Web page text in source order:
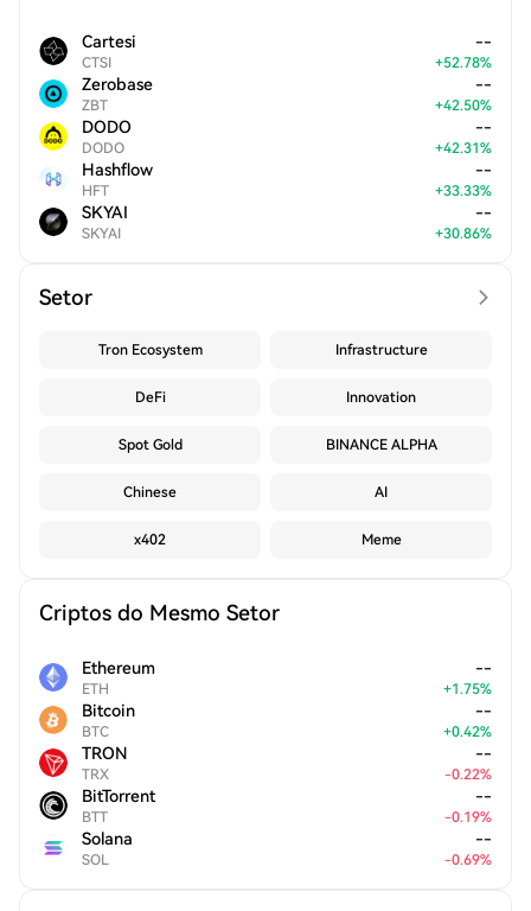
Cartesi
CTSI
--
+52.78%
Zerobase
ZBT
--
+42.50%
DODO
DODO
--
+42.31%
Hashflow
HFT
--
+33.33%
SKYAI
SKYAI
--
+30.86%
Setor
Tron Ecosystem Infrastructure
DeFi Innovation
Spot Gold BINANCE ALPHA
Chinese AI
x402 Meme
Criptos do Mesmo Setor
Ethereum
ETH
--
+1.75%
Bitcoin
BTC
--
+0.42%
TRON
TRX
--
-0.22%
BitTorrent
BTT
--
-0.19%
Solana
SOL
--
-0.69%